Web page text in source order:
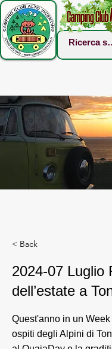
< Back
2024-07 Luglio
dell’estate a
Quest'anno in un
ospiti degli Alpini di